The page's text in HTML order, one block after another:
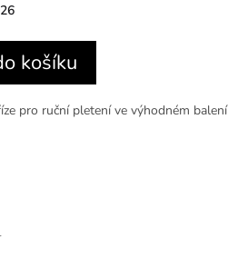
košíku
pro ruční pletení ve výhodném balení